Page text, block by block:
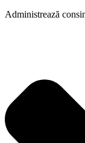
Administrează